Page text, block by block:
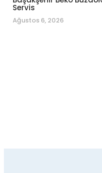
Servis
Ağustos 6, 2026